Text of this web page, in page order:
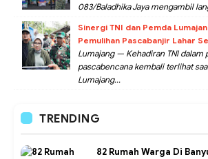
083/Baladhika Jaya mengambil
Sinergi TNI dan Pemda
Pemulihan Pascabanjir Lahar
Lumajang — Kehadiran TNI dalam
pascabencana kembali terlihat
Lumajang...
TRENDING
82 Rumah Warga Di